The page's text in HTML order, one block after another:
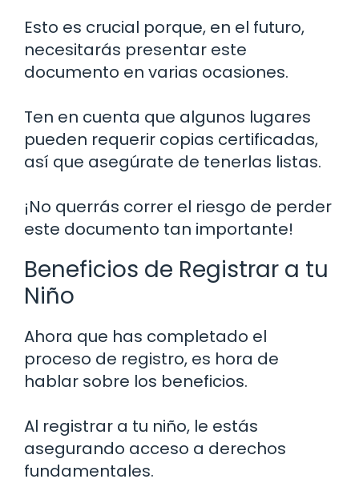
Esto es crucial porque, en el futuro,
necesitarás presentar este
documento en varias ocasiones.
Ten en cuenta que algunos lugares
pueden requerir copias certificadas,
así que asegúrate de tenerlas listas.
¡No querrás correr el riesgo de perder
este documento tan importante!
Beneficios de Registrar a tu
Niño
Ahora que has completado el
proceso de registro, es hora de
hablar sobre los beneficios.
Al registrar a tu niño, le estás
asegurando acceso a derechos
fundamentales.